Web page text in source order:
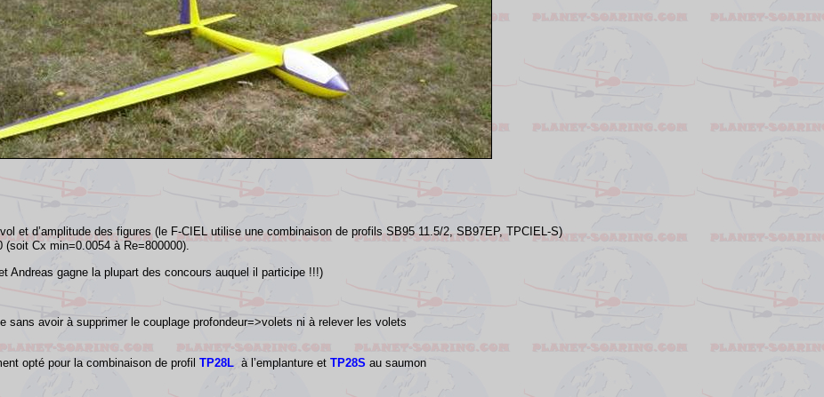
et d’amplitude des figures (le F-CIEL utilise une combinaison de profils SB95 11.5/2, SB97EP, TPCIEL-S)
(soit Cx min=0.0054 à Re=800000).
Andreas gagne la plupart des concours auquel il participe !!!)
avoir à supprimer le couplage profondeur=>volets ni à relever les volets
opté pour la combinaison de profil TP28L à l’emplanture et TP28S au saumon